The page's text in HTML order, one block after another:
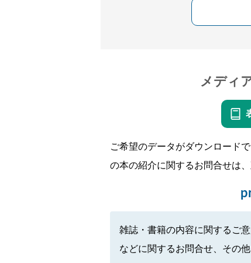
メディ
ご希望のデータがダウンロード
の本の紹介に関するお問合せは
雑誌・書籍の内容に関するご
などに関するお問合せ、その